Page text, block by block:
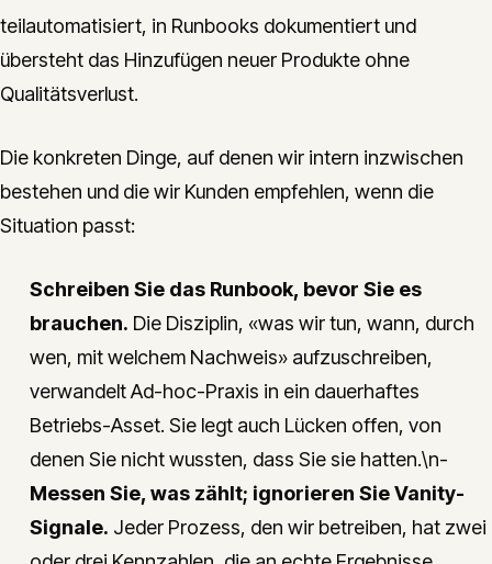
teilautomatisiert, in Runbooks dokumentiert und
übersteht das Hinzufügen neuer Produkte ohne
Qualitätsverlust.
Die konkreten Dinge, auf denen wir intern inzwischen
bestehen und die wir Kunden empfehlen, wenn die
Situation passt:
Schreiben Sie das Runbook, bevor Sie es
brauchen. Die Disziplin, «was wir tun, wann, durch
wen, mit welchem Nachweis» aufzuschreiben,
verwandelt Ad-hoc-Praxis in ein dauerhaftes
Betriebs-Asset. Sie legt auch Lücken offen, von
denen Sie nicht wussten, dass Sie sie hatten.\n-
Messen Sie, was zählt; ignorieren Sie Vanity-
Signale. Jeder Prozess, den wir betreiben, hat zwei